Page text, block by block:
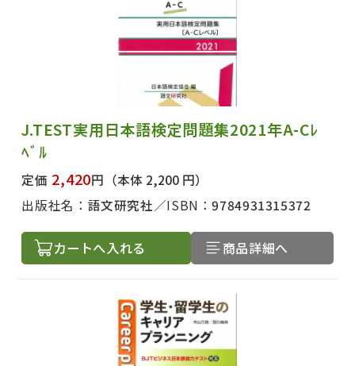
著者名で絞り込む
J.TEST実用日本語検定問題集2021年A-Cﾚ
ﾍﾞﾙ
定価 2,420円 （本体 2,200 円）
出版社名： 語文研究社 ISBN：9784931315372
カートへ入れる 商品詳細へ